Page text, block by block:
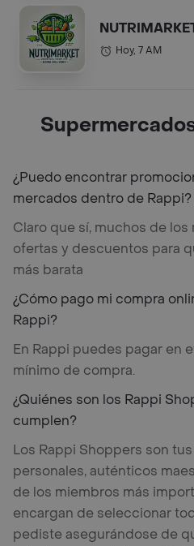
Hoy, 7 AM
¿Puedo encontrar
mercados dentro de Rappi?
Claro que sí, muchos de
ofertas y descuentos para
más barata
¿Cómo pago mi compra
Rappi?
En Rappi puedes pagar en
mínimo de compra.
¿Quiénes son los Rappi
cumplen?
Los Rappi Shoppers son
personales, auténticos
de los miembros más
encargan de seleccionar
pediste asegurándose de